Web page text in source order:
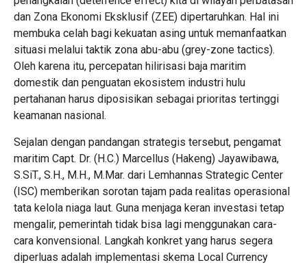
dan Zona Ekonomi Eksklusif (ZEE) dipertaruhkan. Hal ini
membuka celah bagi kekuatan asing untuk memanfaatkan
situasi melalui taktik zona abu-abu (grey-zone tactics).
Oleh karena itu, percepatan hilirisasi baja maritim
domestik dan penguatan ekosistem industri hulu
pertahanan harus diposisikan sebagai prioritas tertinggi
keamanan nasional.
Sejalan dengan pandangan strategis tersebut, pengamat
maritim Capt. Dr. (H.C.) Marcellus (Hakeng) Jayawibawa,
S.SiT., S.H., M.H., M.Mar. dari Lemhannas Strategic Center
(ISC) memberikan sorotan tajam pada realitas operasional
tata kelola niaga laut. Guna menjaga keran investasi tetap
mengalir, pemerintah tidak bisa lagi menggunakan cara-
cara konvensional. Langkah konkret yang harus segera
diperluas adalah implementasi skema Local Currency